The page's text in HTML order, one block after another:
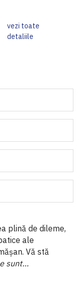
vezi toate
detaliile
plină de dileme,
ale
Vă stă
sunt…